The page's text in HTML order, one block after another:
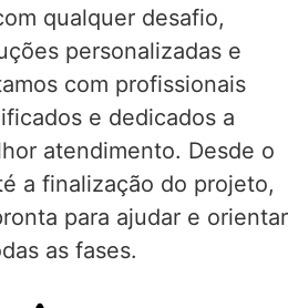
qualquer desafio,
personalizadas e
com profissionais
e dedicados a
atendimento. Desde o
a finalização do projeto,
para ajudar e orientar
as fases.